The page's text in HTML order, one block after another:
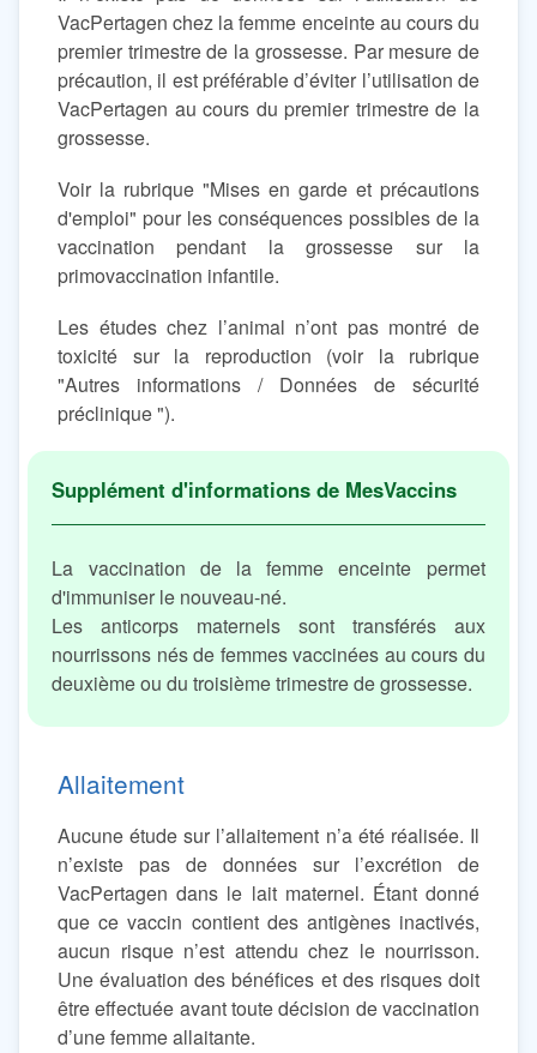
VacPertagen chez la femme enceinte au cours du
premier trimestre de la grossesse. Par mesure de
précaution, il est préférable d’éviter l’utilisation de
VacPertagen au cours du premier trimestre de la
grossesse.
Voir la rubrique "Mises en garde et précautions
d'emploi" pour les conséquences possibles de la
vaccination pendant la grossesse sur la
primovaccination infantile.
Les études chez l’animal n’ont pas montré de
toxicité sur la reproduction (voir la rubrique
"Autres informations / Données de sécurité
préclinique ").
La vaccination de la femme enceinte permet
d'immuniser le nouveau-né.
Les anticorps maternels sont transférés aux
nourrissons nés de femmes vaccinées au cours du
deuxième ou du troisième trimestre de grossesse.
Allaitement
Aucune étude sur l’allaitement n’a été réalisée. Il
n’existe pas de données sur l’excrétion de
VacPertagen dans le lait maternel. Étant donné
que ce vaccin contient des antigènes inactivés,
aucun risque n’est attendu chez le nourrisson.
Une évaluation des bénéfices et des risques doit
être effectuée avant toute décision de vaccination
d’une femme allaitante.